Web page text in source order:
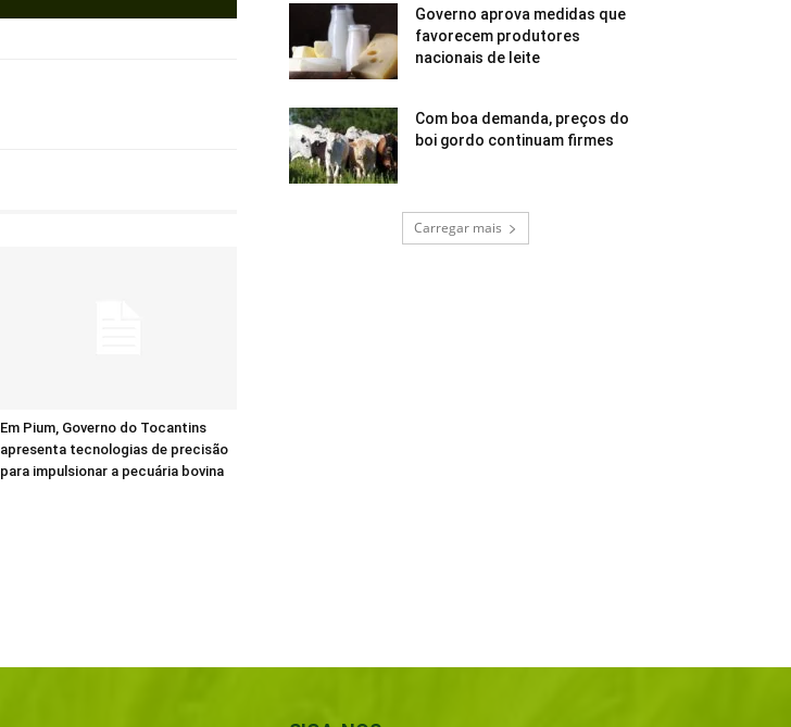
Em Pium, Governo do Tocantins
apresenta tecnologias de precisão
para impulsionar a pecuária bovina
Governo aprova medidas que
favorecem produtores
nacionais de leite
Com boa demanda, preços do
boi gordo continuam firmes
Carregar mais